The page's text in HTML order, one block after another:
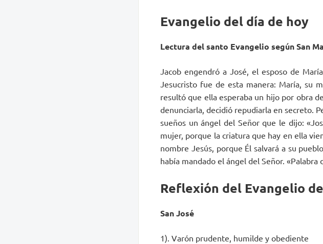
Evangelio del día de hoy
Lectura del santo Evangelio según San
Jacob engendró a José, el esposo de
Jesucristo fue de esta manera: María, su
resultó que ella esperaba un hijo por obra
denunciarla, decidió repudiarla en secreto.
sueños un ángel del Señor que le dijo:
mujer, porque la criatura que hay en ella
nombre Jesús, porque Él salvará a su
había mandado el ángel del Señor. «Palabra
Reflexión del Evangelio
San José
1). Varón prudente, humilde y obediente